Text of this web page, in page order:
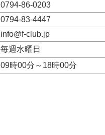
0794-86-0203
0794-83-4447
info@f-club.jp
毎週水曜日
09時00分～18時00分